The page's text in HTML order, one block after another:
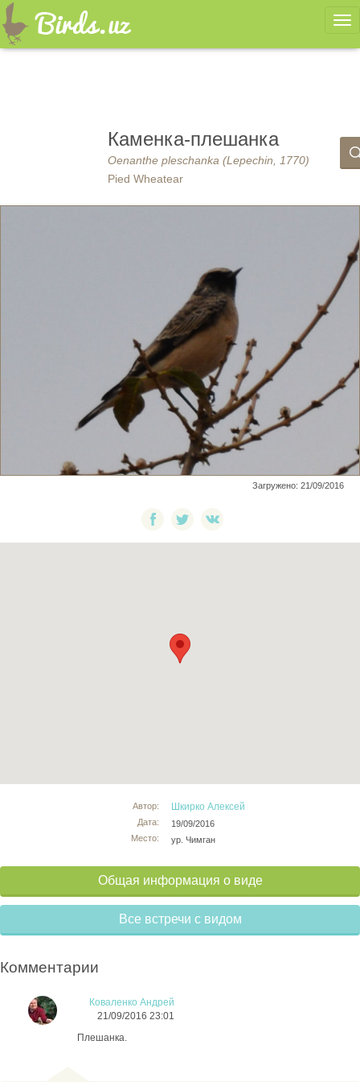
Каменка-плешанка
Oenanthe pleschanka (Lepechin, 1770)
Pied Wheatear
Загружено: 21/09/2016
Автор:
Дата:
Место:
Шкирко Алексей
19/09/2016
ур. Чимган
Общая информация о виде
Все встречи с видом
Комментарии
Коваленко Андрей
21/09/2016 23:01
Плешанка.